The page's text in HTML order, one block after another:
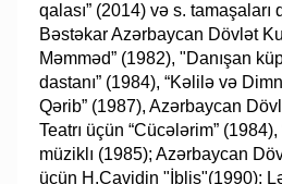
qalası” (2014) və s. tamaşaları
Bəstəkar Azərbaycan Dövlət
Məmməd” (1982), "Danışan
dastanı” (1984), “Kəlilə və
Qərib” (1987), Azərbaycan
Teatrı üçün “Cücələrim”
müziklı (1985); Azərbaycan
üçün H.Cavidin "İblis"(1990);